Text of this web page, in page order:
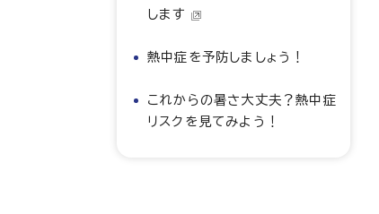
します
熱中症を予防しましょう！
これからの暑さ大丈夫？熱中症
リスクを見てみよう！